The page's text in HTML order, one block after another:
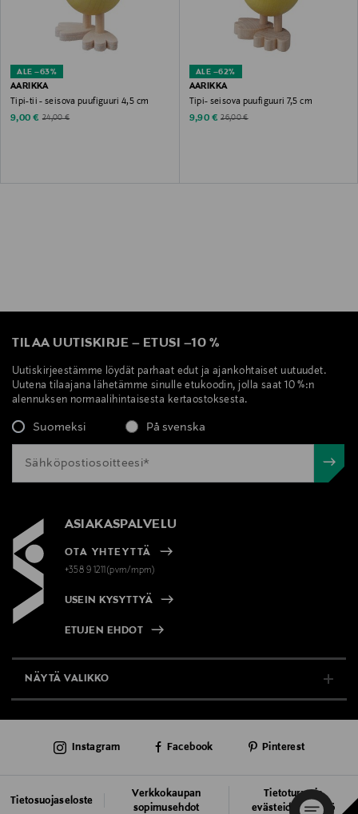
ALE –63%
AARIKKA
Tipi-tii - seisova puufiguuri 4,5 cm
Discounted Price
9,00 € Original Price
24,00 €
ALE –62%
AARIKKA
Tipi- seisova puufiguuri 7,5 cm
Discounted Price
9,90 € Original Price
26,00 €
TILAA UUTISKIRJE – ETUSI –10 %
Uutiskirjeestämme löydät parhaat edut ja ajankohtaiset uutuudet.
Uutena tilaajana lähetämme sinulle etukoodin, jolla saat 10 %:n
alennuksen normaalihintaisesta kertaostoksesta.
Suomeksi På svenska
ASIAKASPALVELU
OTA YHTEYTTÄ
+358 9 1211(pvm/mpm)
USEIN KYSYTTYÄ
ETUJEN EHDOT
NÄYTÄ VALIKKO
AJANKOHTAISTA
Tietosuojaseloste
Verkkokaupan
sopimusehdot
Tietoturva ja
evästeiden käyttö
Instagram Facebook Pinterest